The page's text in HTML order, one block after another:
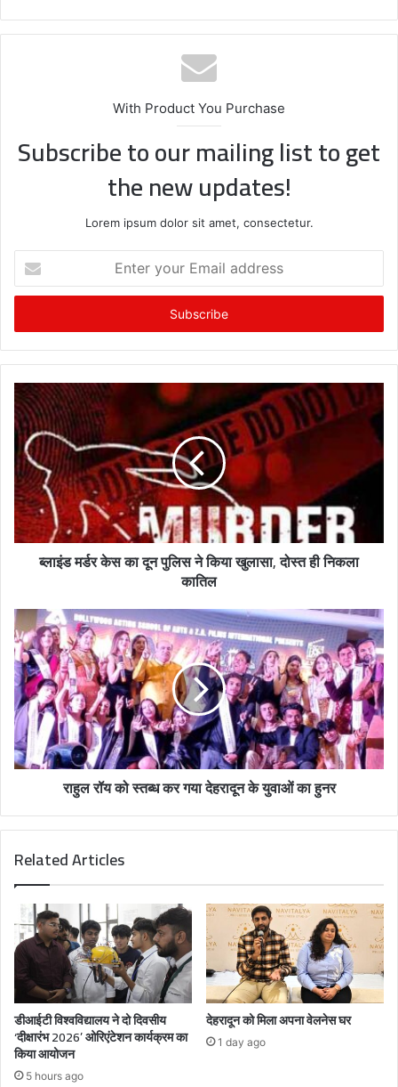
te
bo
With Product You Purchase
Subscribe to our mailing list to get
the new updates!
Lorem ipsum dolor sit amet, consectetur.
t
r
y
u
r
E
m
a
i
l
a
d
s
s
ब्लाइंड मर्डर केस का दून पुलिस ने किया खुलासा, दोस्त ही निकला
कातिल
राहुल रॉय को स्तब्ध कर गया देहरादून के युवाओं का हुनर
Related Articles
डीआईटी विश्वविद्यालय ने दो दिवसीय
‘दीक्षारंभ 2026’ ओरिएंटेशन कार्यक्रम का
किया आयोजन
5 hours ago
देहरादून को मिला अपना वेलनेस घर
1 day ago